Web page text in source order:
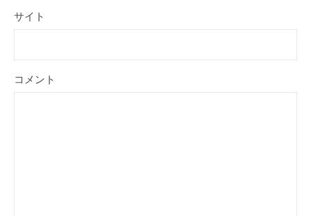
サイト
コメント